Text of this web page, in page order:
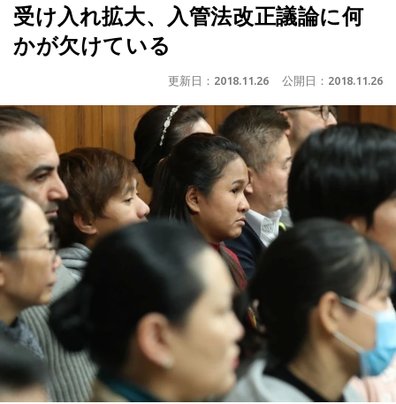
受け入れ拡大、入管法改正議論に何
かが欠けている
更新日： 2018.11.26 公開日： 2018.11.26